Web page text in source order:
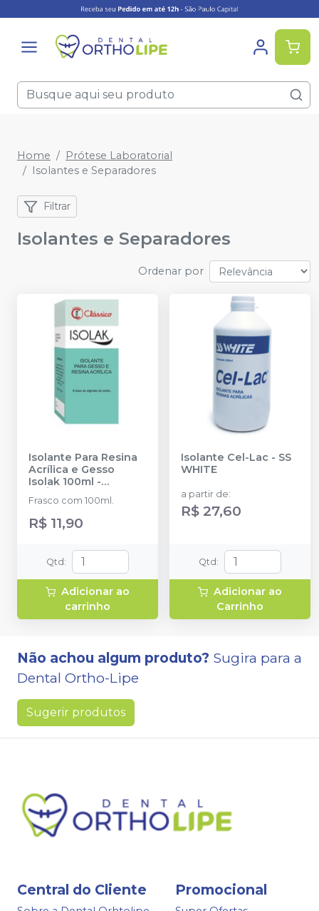
Home
Prótese Laboratorial
Isolantes e Separadores
Filtrar
Isolantes e Separadores
Ordenar por
Isolante Para Resina
Acrílica e Gesso
Isolak 100ml -
Frasco com 100ml.
R$ 11,90
Qtd :
Adicionar ao
carrinho
Isolante Cel-Lac - SS
WHITE
a partir de:
R$ 27,60
Qtd :
Adicionar ao
Carrinho
Não achou algum produto? Sugira para a
Dental Ortho-Lipe
Sugerir produtos
Central do Cliente Promocional